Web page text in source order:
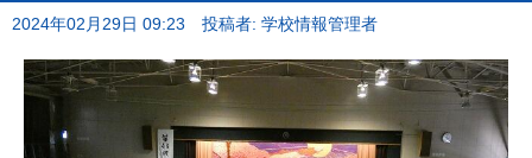
2024年02月29日 09:23 投稿者: 学校情報管理者